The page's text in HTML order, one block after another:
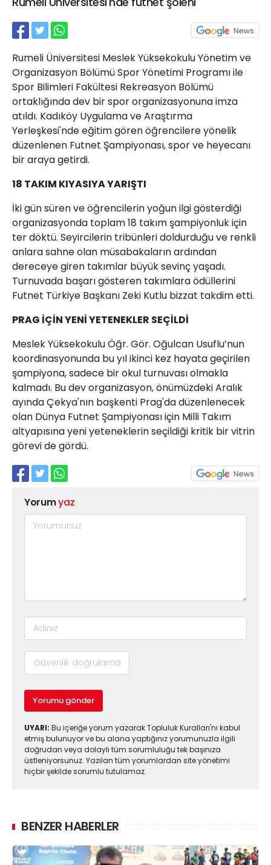
Rumeli Üniversitesi Meslek Yüksekokulu Yönetim ve
Organizasyon Bölümü Spor Yönetimi Programı ile
Spor Bilimleri Fakültesi Rekreasyon Bölümü
ortaklığında dev bir spor organizasyonuna imza
atıldı. Kadıköy Uygulama ve Araştırma
Yerleşkesi'nde eğitim gören öğrencilere yönelik
düzenlenen Futnet Şampiyonası, spor ve heyecanı
bir araya getirdi.
18 TAKIM KIYASIYA YARIŞTI
İki gün süren ve öğrencilerin yoğun ilgi gösterdiği
organizasyonda toplam 18 takım şampiyonluk için
ter döktü. Seyircilerin tribünleri doldurduğu ve renkli
anlara sahne olan müsabakaların ardından
dereceye giren takımlar büyük sevinç yaşadı.
Turnuvada başarı gösteren takımlara ödüllerini
Futnet Türkiye Başkanı Zeki Kutlu bizzat takdim etti.
PRAG İÇİN YENİ YETENEKLER SEÇİLDİ
Meslek Yüksekokulu Öğr. Gör. Oğulcan Usuflu’nun
koordinasyonunda bu yıl ikinci kez hayata geçirilen
şampiyona, sadece bir okul turnuvası olmakla
kalmadı. Bu dev organizasyon, önümüzdeki Aralık
ayında Çekya'nın başkenti Prag'da düzenlenecek
olan Dünya Futnet Şampiyonası için Milli Takım
altyapısına yeni yeteneklerin seçildiği kritik bir vitrin
görevi de gördü.
Yorumyaz
Yorumu gönder
UYARI: Bu içeriğe yorum yazarak Topluluk Kuralları'nı kabul
etmiş bulunuyor ve bu alana yaptığınız yorumunuzla ilgili
doğrudan veya dolaylı tüm sorumluluğu tek başınıza
üstleniyorsunuz. Yazılan tüm yorumlardan site yönetimi
hiçbir şekilde sorumlu tutulamaz.
BENZER HABERLER
21 Gölcük
02624132333